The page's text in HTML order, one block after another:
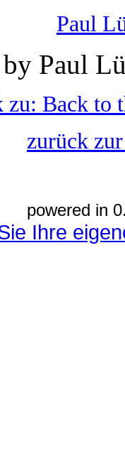
Paul
Paul
zu: Back to
zurück
powered in
Ihre